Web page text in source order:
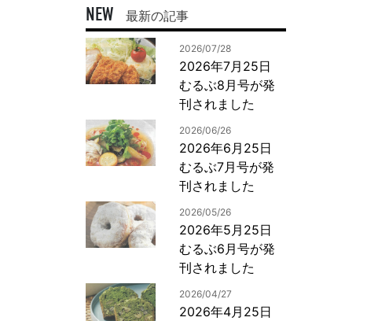
一般事業主行動計画
動画制作・映像撮影（ドローン撮影）
イラスト・キャラクター制作
ロゴデザイン・CI設計
コピー・ライティング
電子ブック制作
自社メディア
NEW 最新の記事
2026/07/28
2026年7月25日
むるぶ8月号が発
刊されました
2026/06/26
2026年6月25日
むるぶ7月号が発
刊されました
2026/05/26
2026年5月25日
むるぶ6月号が発
刊されました
2026/04/27
2026年4月25日